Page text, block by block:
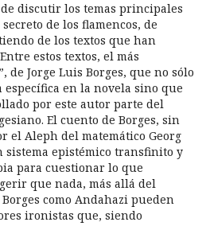
discutir los temas principales
de los flamencos, de
de los textos que han
estos textos, el más
de Jorge Luis Borges, que no sólo
específica en la novela sino que
por este autor parte del
El cuento de Borges, sin
el Aleph del matemático Georg
sistema epistémico transfinito y
para cuestionar lo que
que nada, más allá del
como Andahazi pueden
ironistas que, siendo